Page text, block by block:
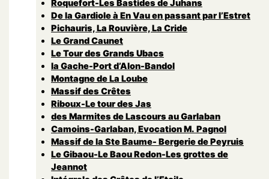
Roquefort-Les Bastides de Juhans
De la Gardiole à En Vau en passant par l’Estret
Pichauris, La Rouvière, La Cride
Le Grand Caunet
Le Tour des Grands Ubacs
la Gache-Port d’Alon-Bandol
Montagne de La Loube
Massif des Crêtes
Riboux-Le tour des Jas
des Marmites de Lascours au Garlaban
Camoins-Garlaban, Evocation M. Pagnol
Massif de la Ste Baume- Bergerie de Peyruis
Le Gibaou-Le Baou Redon-Les grottes de
Jeannot